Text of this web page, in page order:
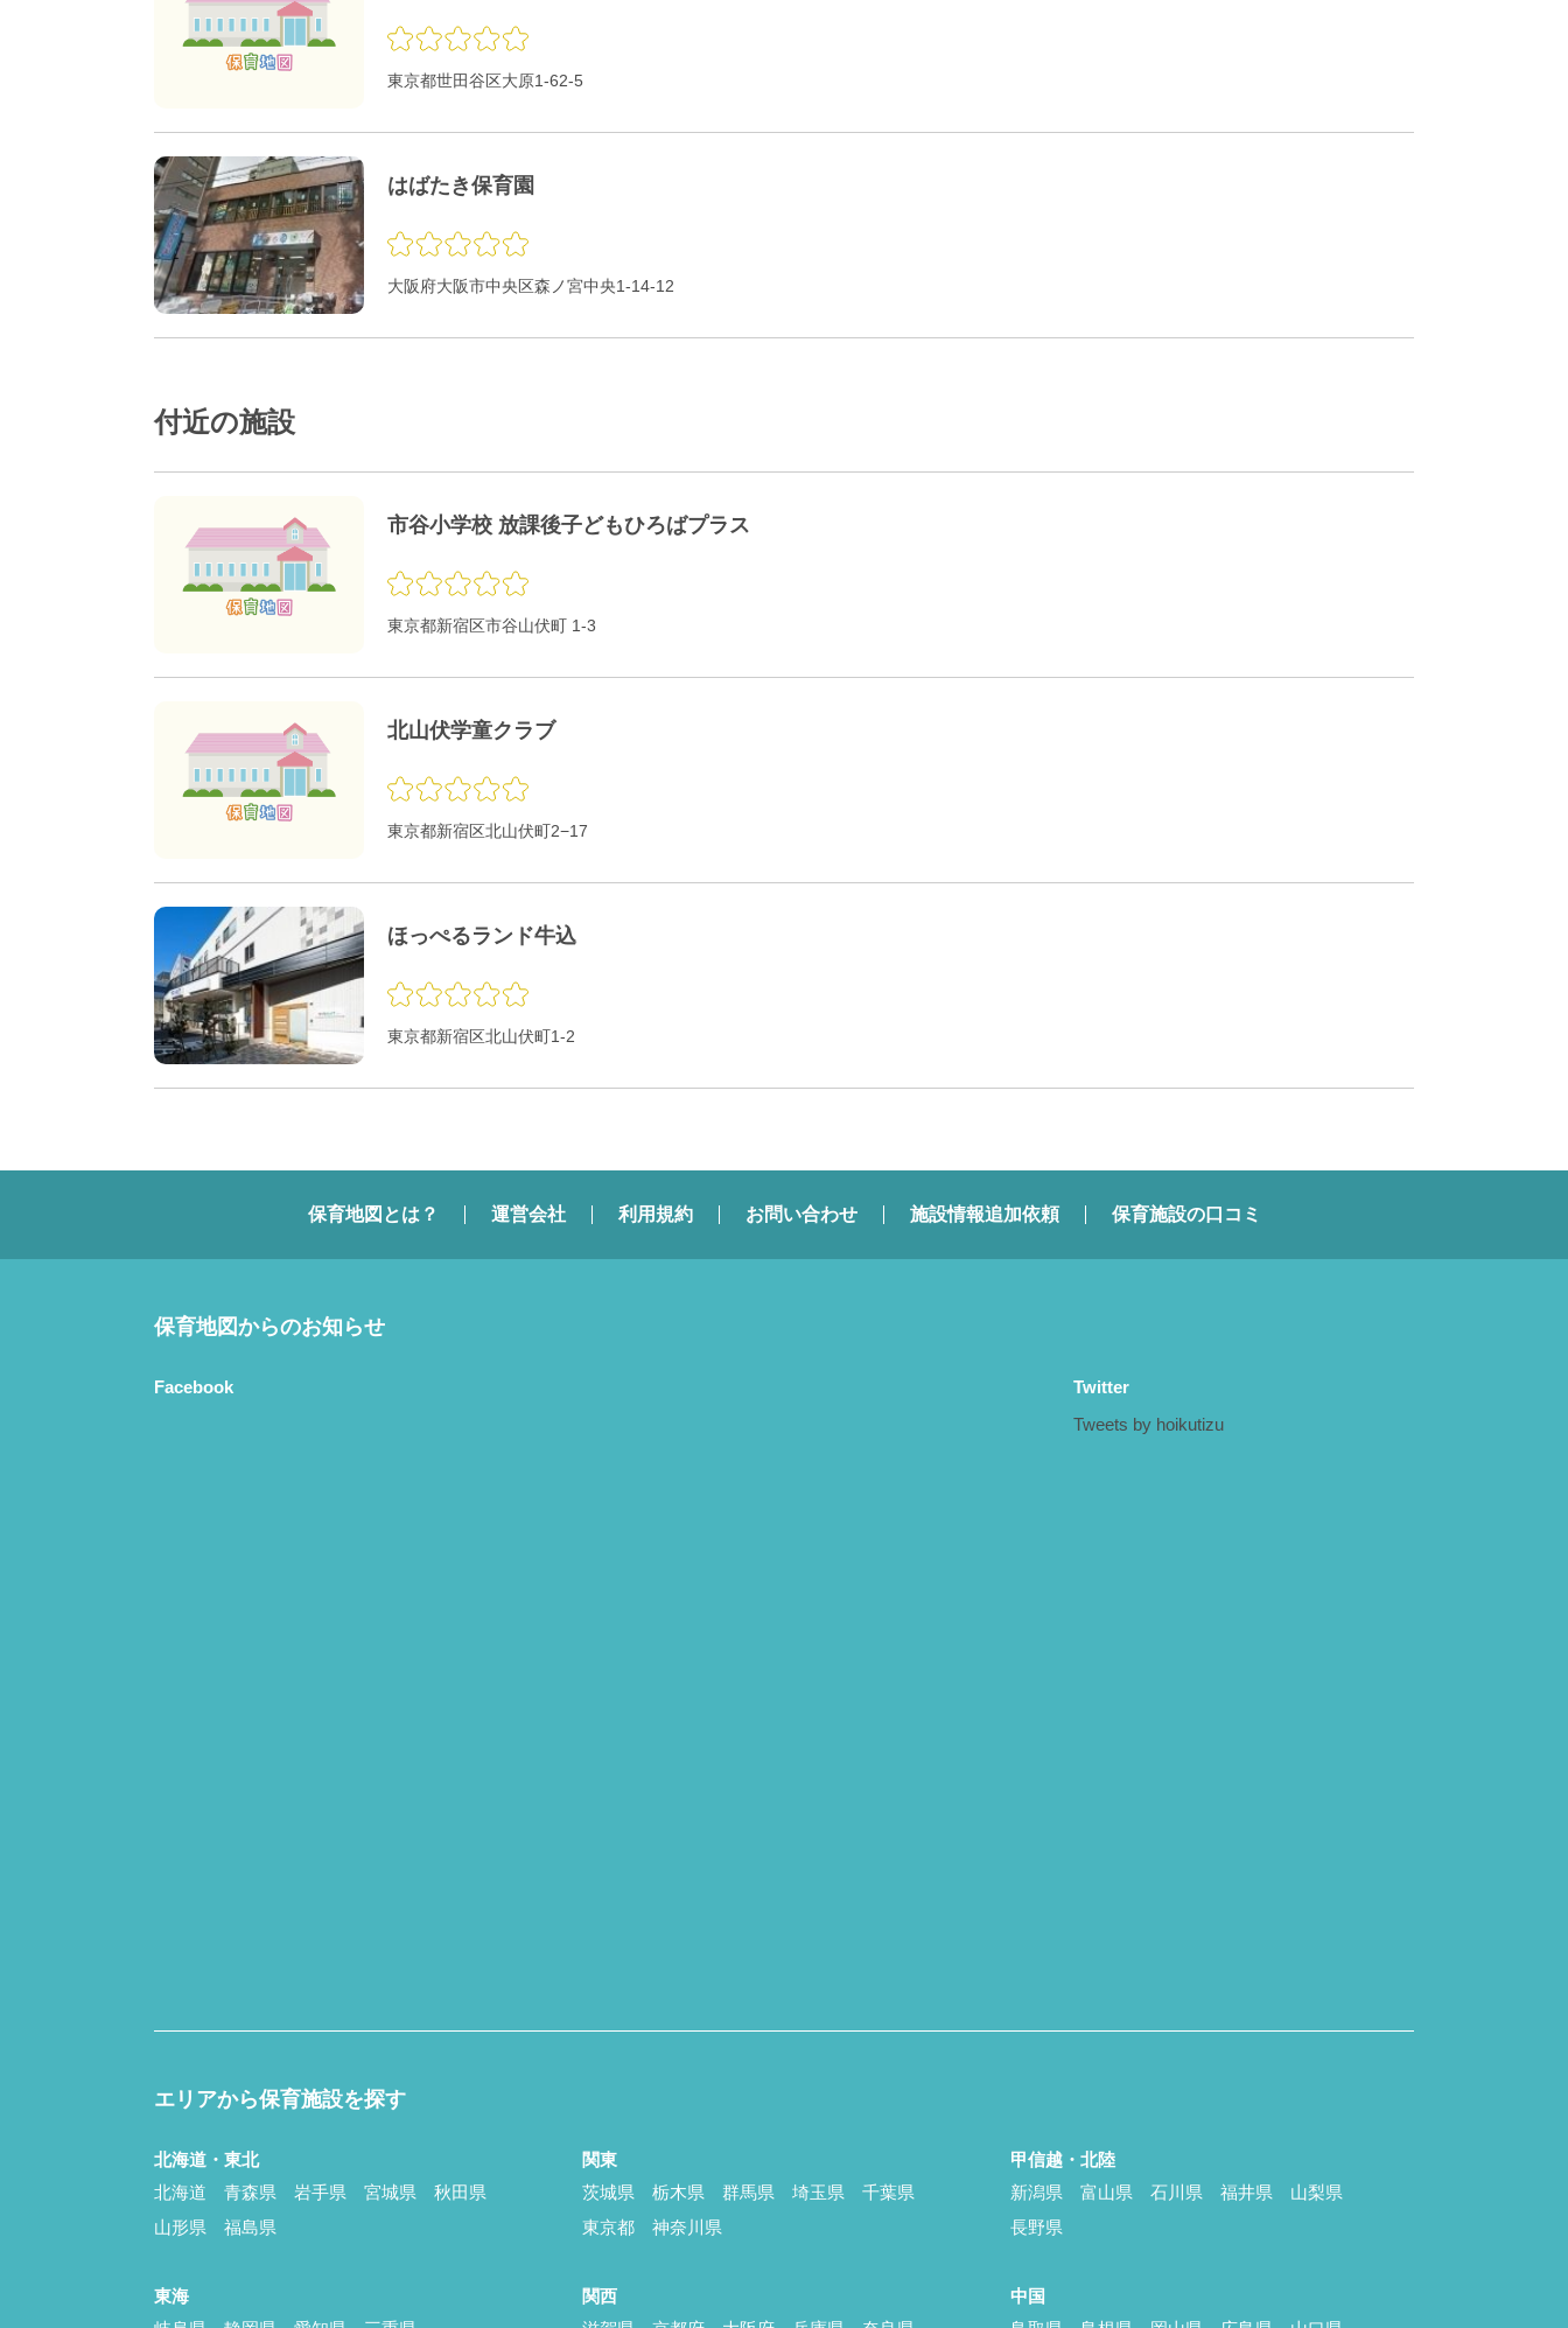
東京都世田谷区大原1-62-5
はばたき保育園
大阪府大阪市中央区森ノ宮中央1-14-12
付近の施設
市谷小学校 放課後子どもひろばプラス
東京都新宿区市谷山伏町 1-3
北山伏学童クラブ
東京都新宿区北山伏町2−17
ほっぺるランド牛込
東京都新宿区北山伏町1-2
保育地図とは？ 運営会社 利用規約 お問い合わせ 施設情報追加依頼 保育施設の口コミ
保育地図からのお知らせ
Facebook
Twitter
Tweets by hoikutizu
エリアから保育施設を探す
北海道・東北
北海道
青森県 岩手県 宮城県
秋田県
山形県
福島県
関東
茨城県
栃木県 群馬県 埼玉県
千葉県
東京都
神奈川県
甲信越・北陸
新潟県
富山県 石川県 福井県
山梨県
長野県
東海
関西
中国